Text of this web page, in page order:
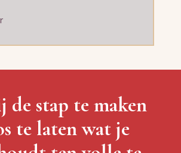
stap te maken
te laten wat je